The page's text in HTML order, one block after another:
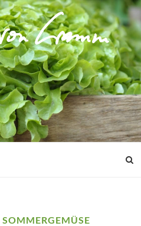
SOMMERGEMÜSE